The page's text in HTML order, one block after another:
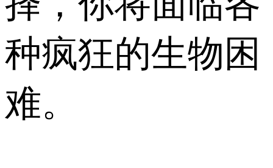
种疯狂的生物困
难。